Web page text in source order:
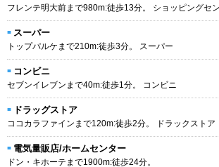
フレンテ明大前まで980m:徒歩13分。 ショッピングセ
スーパー
トップパルケまで210m:徒歩3分。 スーパー
コンビニ
セブンイレブンまで40m:徒歩1分。 コンビニ
ドラッグストア
ココカラファインまで120m:徒歩2分。 ドラックストア
電気量販店/ホームセンター
ドン・キホーテまで1900m:徒歩24分。